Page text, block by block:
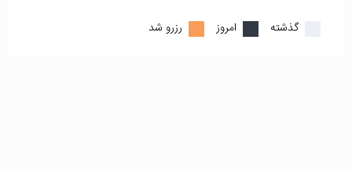
گذشته امروز رزرو شد